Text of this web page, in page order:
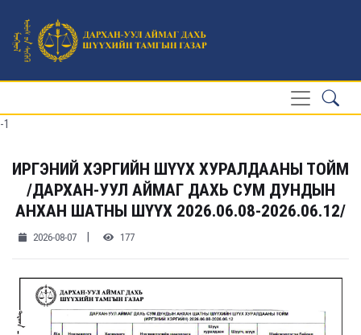
-1
ИРГЭНИЙ ХЭРГИЙН ШҮҮХ ХУРАЛДААНЫ ТОЙМ
/ДАРХАН-УУЛ АЙМАГ ДАХЬ СУМ ДУНДЫН
АНХАН ШАТНЫ ШҮҮХ 2026.06.08-2026.06.12/
2026-08-07 | 177